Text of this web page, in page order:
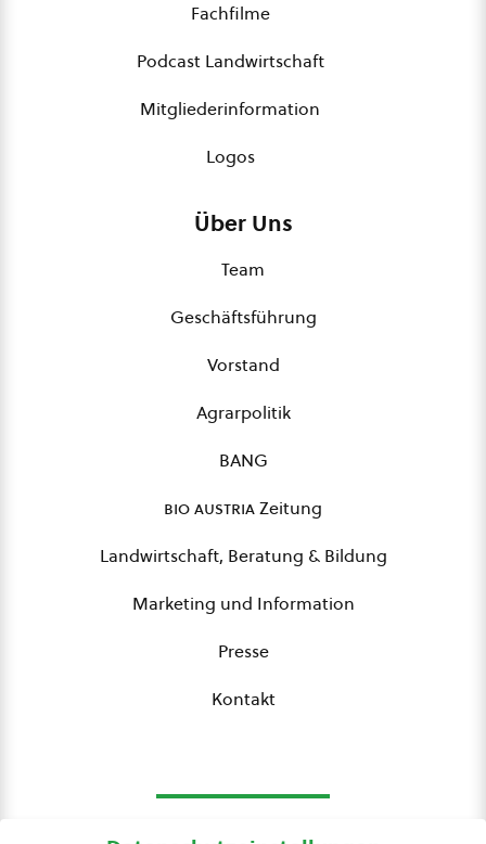
Fachfilme
Podcast Landwirtschaft
Mitgliederinformation
Logos
Über Uns
Team
Geschäftsführung
Vorstand
Agrarpolitik
BANG
bio austriaZeitung
Landwirtschaft, Beratung & Bildung
Marketing und Information
Presse
Kontakt